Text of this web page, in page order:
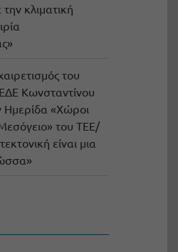
κλιματική
του
Κωνσταντίνου
«Χώροι
του ΤΕΕ/
είναι μια